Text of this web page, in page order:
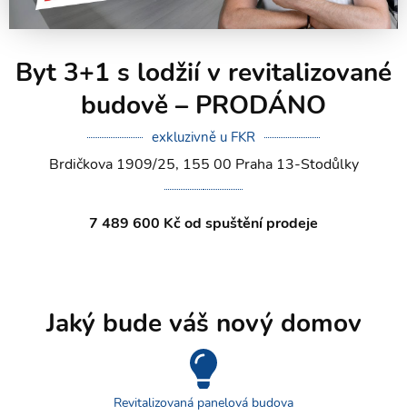
Byt 3+1 s lodžií v revitalizované
budově – PRODÁNO
exkluzivně u FKR
Brdičkova 1909/25, 155 00 Praha 13-Stodůlky
7 489 600 Kč od spuštění prodeje
Jaký bude váš nový domov
Revitalizovaná panelová budova